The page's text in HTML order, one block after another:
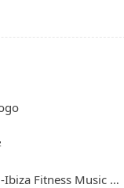
Fitness Music Workout